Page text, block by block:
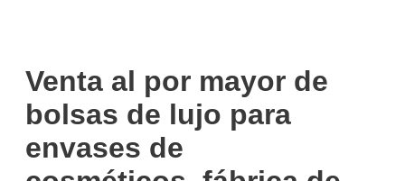
Venta al por mayor de
bolsas de lujo para
envases de